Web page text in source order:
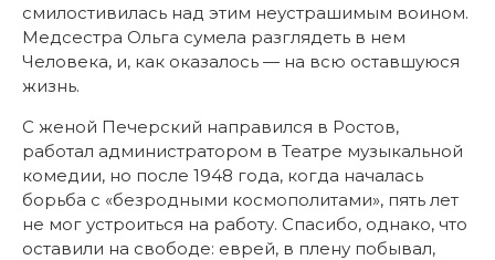
смилостивилась над этим неустрашимым воином.
Медсестра Ольга сумела разглядеть в нем
Человека, и, как оказалось — на всю оставшуюся
жизнь.
С женой Печерский направился в Ростов,
работал администратором в Театре музыкальной
комедии, но после 1948 года, когда началась
борьба с «безродными космополитами», пять лет
не мог устроиться на работу. Спасибо, однако, что
оставили на свободе: еврей, в плену побывал,